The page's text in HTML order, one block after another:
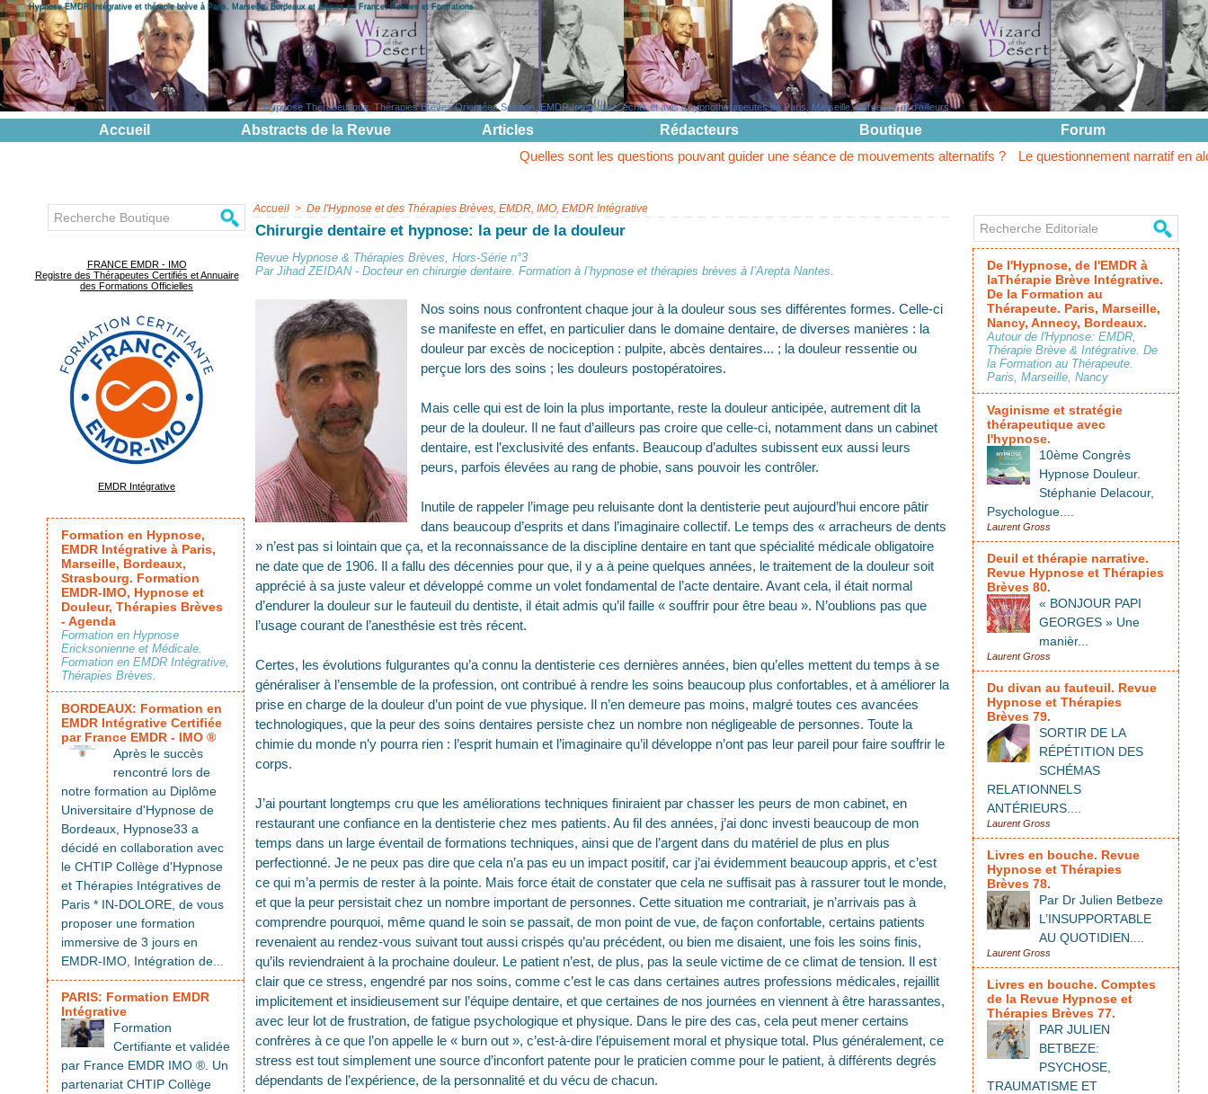
Hypnose EMDR Intégrative et thérapie brève à Paris, Marseille, Bordeaux et ailleurs en France. Revues et Formations
Hypnose Thérapeutique, Thérapies Brèves Orientées Solution, EMDR Intégrative: écrits et avis d'hypnothérapeutes de Paris, Marseille, Bordeaux et d'ailleurs
Accueil Abstracts de la Revue Articles Rédacteurs Boutique
Forum
Quelles sont les questions pouvant guider une séance de mouvements alternatifs ?
Le questionnement narratif en alcoologie.
FRANCE EMDR - IMO
Registre des Thérapeutes Certifiés et Annuaire
des Formations Officielles
EMDR Intégrative
Formation en Hypnose,
EMDR Intégrative à Paris,
Marseille, Bordeaux,
Strasbourg. Formation
EMDR-IMO, Hypnose et
Douleur, Thérapies Brèves
- Agenda
Formation en Hypnose
Ericksonienne et Médicale.
Formation en EMDR Intégrative,
Thérapies Brèves.
BORDEAUX: Formation en
EMDR Intégrative Certifiée
par France EMDR - IMO ®
Après le succès
rencontré lors de
notre formation au Diplôme
Universitaire d'Hypnose de
Bordeaux, Hypnose33 a
décidé en collaboration avec
le CHTIP Collège d'Hypnose
et Thérapies Intégratives de
Paris * IN-DOLORE, de vous
proposer une formation
immersive de 3 jours en
EMDR-IMO, Intégration de...
PARIS: Formation EMDR
Intégrative
Formation
Certifiante et validée
par France EMDR IMO ®. Un
partenariat CHTIP Collège
Accueil > De l'Hypnose et des Thérapies Brèves, EMDR, IMO, EMDR Intégrative
Chirurgie dentaire et hypnose: la peur de la douleur
Revue Hypnose & Thérapies Brèves, Hors-Série n°3
Par Jihad ZEIDAN - Docteur en chirurgie dentaire. Formation à l’hypnose et thérapies brèves à l’Arepta Nantes.
Nos soins nous confrontent chaque jour à la douleur sous ses différentes formes. Celle-ci
se manifeste en effet, en particulier dans le domaine dentaire, de diverses manières : la
douleur par excès de nociception : pulpite, abcès dentaires... ; la douleur ressentie ou
perçue lors des soins ; les douleurs postopératoires.
Mais celle qui est de loin la plus importante, reste la douleur anticipée, autrement dit la
peur de la douleur. Il ne faut d’ailleurs pas croire que celle-ci, notamment dans un cabinet
dentaire, est l’exclusivité des enfants. Beaucoup d’adultes subissent eux aussi leurs
peurs, parfois élevées au rang de phobie, sans pouvoir les contrôler.
Inutile de rappeler l’image peu reluisante dont la dentisterie peut aujourd’hui encore pâtir
dans beaucoup d’esprits et dans l’imaginaire collectif. Le temps des « arracheurs de dents
» n’est pas si lointain que ça, et la reconnaissance de la discipline dentaire en tant que spécialité médicale obligatoire
ne date que de 1906. Il a fallu des décennies pour que, il y a à peine quelques années, le traitement de la douleur soit
apprécié à sa juste valeur et développé comme un volet fondamental de l’acte dentaire. Avant cela, il était normal
d’endurer la douleur sur le fauteuil du dentiste, il était admis qu’il faille « souffrir pour être beau ». N’oublions pas que
l’usage courant de l’anesthésie est très récent.
Certes, les évolutions fulgurantes qu’a connu la dentisterie ces dernières années, bien qu’elles mettent du temps à se
généraliser à l’ensemble de la profession, ont contribué à rendre les soins beaucoup plus confortables, et à améliorer la
prise en charge de la douleur d’un point de vue physique. Il n’en demeure pas moins, malgré toutes ces avancées
technologiques, que la peur des soins dentaires persiste chez un nombre non négligeable de personnes. Toute la
chimie du monde n’y pourra rien : l’esprit humain et l’imaginaire qu’il développe n’ont pas leur pareil pour faire souffrir le
corps.
J’ai pourtant longtemps cru que les améliorations techniques finiraient par chasser les peurs de mon cabinet, en
restaurant une confiance en la dentisterie chez mes patients. Au fil des années, j’ai donc investi beaucoup de mon
temps dans un large éventail de formations techniques, ainsi que de l’argent dans du matériel de plus en plus
perfectionné. Je ne peux pas dire que cela n’a pas eu un impact positif, car j’ai évidemment beaucoup appris, et c’est
ce qui m’a permis de rester à la pointe. Mais force était de constater que cela ne suffisait pas à rassurer tout le monde,
et que la peur persistait chez un nombre important de personnes. Cette situation me contrariait, je n’arrivais pas à
comprendre pourquoi, même quand le soin se passait, de mon point de vue, de façon confortable, certains patients
revenaient au rendez-vous suivant tout aussi crispés qu’au précédent, ou bien me disaient, une fois les soins finis,
qu’ils reviendraient à la prochaine douleur. Le patient n’est, de plus, pas la seule victime de ce climat de tension. Il est
clair que ce stress, engendré par nos soins, comme c’est le cas dans certaines autres professions médicales, rejaillit
implicitement et insidieusement sur l’équipe dentaire, et que certaines de nos journées en viennent à être harassantes,
avec leur lot de frustration, de fatigue psychologique et physique. Dans le pire des cas, cela peut mener certains
confrères à ce que l’on appelle le « burn out », c’est-à-dire l’épuisement moral et physique total. Plus généralement, ce
stress est tout simplement une source d’inconfort patente pour le praticien comme pour le patient, à différents degrés
dépendants de l’expérience, de la personnalité et du vécu de chacun.
De l'Hypnose, de l'EMDR à
laThérapie Brève Intégrative.
De la Formation au
Thérapeute. Paris, Marseille,
Nancy, Annecy, Bordeaux.
Autour de l'Hypnose: EMDR,
Thérapie Brève & Intégrative. De
la Formation au Thérapeute.
Paris, Marseille, Nancy
Vaginisme et stratégie
thérapeutique avec
l'hypnose.
10ème Congrès
Hypnose Douleur.
Stéphanie Delacour,
Psychologue....
Laurent Gross
Deuil et thérapie narrative.
Revue Hypnose et Thérapies
Brèves 80.
« BONJOUR PAPI
GEORGES » Une
manièr...
Laurent Gross
Du divan au fauteuil. Revue
Hypnose et Thérapies
Brèves 79.
SORTIR DE LA
RÉPÉTITION DES
SCHÉMAS
RELATIONNELS
ANTÉRIEURS....
Laurent Gross
Livres en bouche. Revue
Hypnose et Thérapies
Brèves 78.
Par Dr Julien Betbeze
L’INSUPPORTABLE
AU QUOTIDIEN....
Laurent Gross
Livres en bouche. Comptes
de la Revue Hypnose et
Thérapies Brèves 77.
PAR JULIEN
BETBEZE:
PSYCHOSE,
TRAUMATISME ET